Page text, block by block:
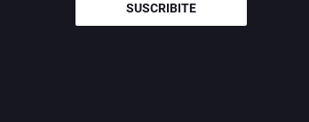
SUSCRIBITE